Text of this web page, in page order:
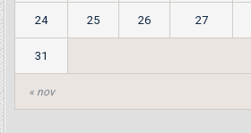
« nov
24 25 26 27
31